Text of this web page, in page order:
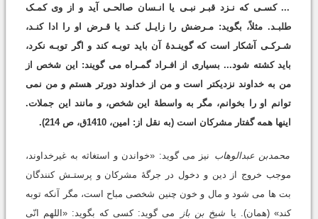
... کسـی که نـزد قبـر نبـی یا انـسان صالحـی آید و از وی کمـک
طلبـد. مثلاً، بگوید: مـرضش را زایـل کنـد یا قـرض او را ادا کنـد،
شـرکـی آشکار است که گوینـدۀ آن باید توبـه کند و اگر توبـه نکرد،
باید کشته شود... بسیاری از افـراد گمـراه می گویند: این شخص از
من به خداوند نزدیکتر است و من از خداوند دورتر هستم و من نمی
توانم او را بخوانم، مگر به واسطۀ این شخص، و مانند این جملات.
اینها همه گفتار مشرکان است (به نقل از: امین، 1410ق، ص 214).
محمدبن عبدالوهاب نیز می گوید: «خواندن و استغاثه به غیرخداوند،
موجب خروج از دین و دخول در جرگۀ مشرکان و پرستـش کنندگان
بت ها می شود و مال و خون چنین شخصی مباح است، مگر آنکه توبه
کند» (همان). یا شیخ بن باز
می گوید: کسی که بگوید: «اللهم انّی